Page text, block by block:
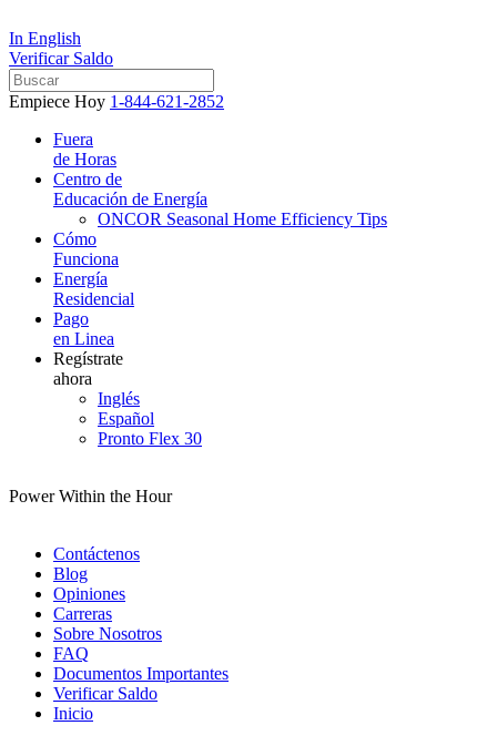
In English
Verificar Saldo
Empiece Hoy 1-844-621-2852
Fuera
de Horas
Centro de
Educación de Energía
ONCOR Seasonal Home Efficiency Tips
Cómo
Funciona
Energía
Residencial
Pago
en Linea
Regístrate
ahora
Inglés
Español
Pronto Flex 30
Power Within the Hour
Contáctenos
Blog
Opiniones
Carreras
Sobre Nosotros
FAQ
Documentos Importantes
Verificar Saldo
Inicio